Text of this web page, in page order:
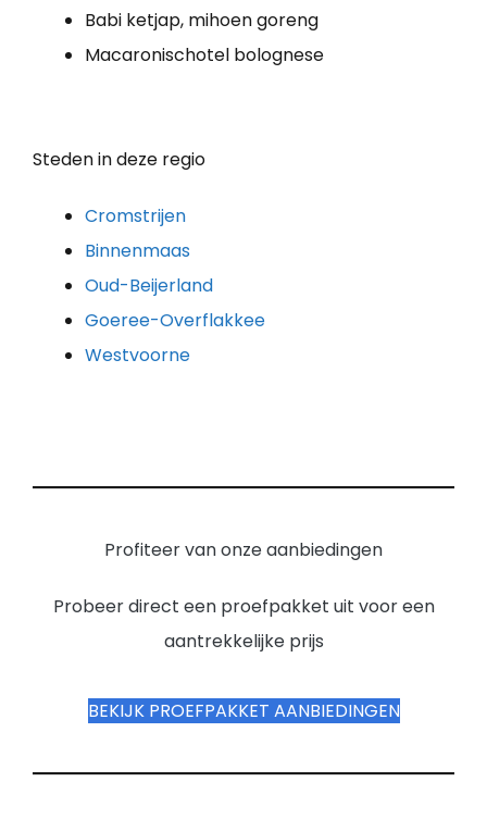
Babi ketjap, mihoen goreng
Macaronischotel bolognese
Steden in deze regio
Cromstrijen
Binnenmaas
Oud-Beijerland
Goeree-Overflakkee
Westvoorne
Profiteer van onze aanbiedingen
Probeer direct een proefpakket uit voor een
aantrekkelijke prijs
BEKIJK PROEFPAKKET AANBIEDINGEN